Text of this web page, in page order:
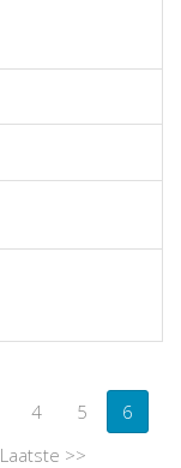
4 5
6
Laatste >>